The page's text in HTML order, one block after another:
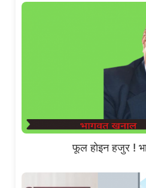
फूल होइन हजुर !